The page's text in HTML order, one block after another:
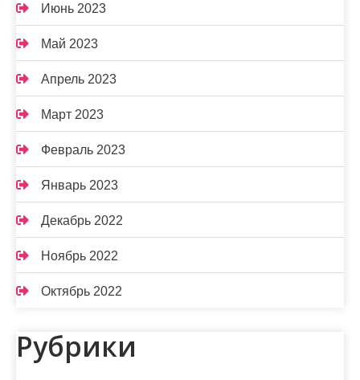
Июнь 2023
Май 2023
Апрель 2023
Март 2023
Февраль 2023
Январь 2023
Декабрь 2022
Ноябрь 2022
Октябрь 2022
Рубрики